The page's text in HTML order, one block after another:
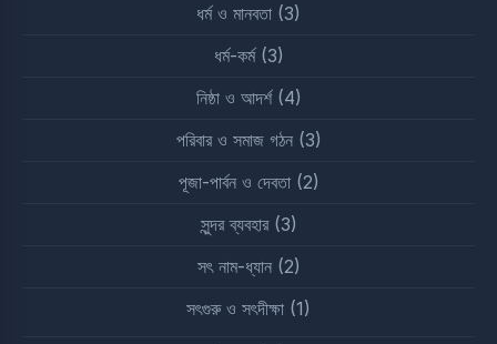
ধর্ম ও মানবতা (3)
ধর্ম-কর্ম(3)
নিষ্ঠা ও আদর্শ(4)
পরিবার ও সমাজ গঠন(3)
পূজা-পার্বন ও দেবতা(2)
সুন্দর ব্যবহার(3)
সৎ নাম-ধ্যান(2)
সৎগুরু ও সৎদীক্ষা (1)